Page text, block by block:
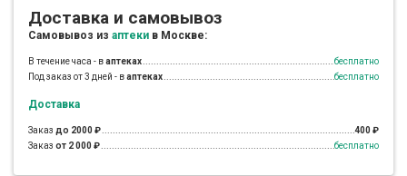
Доставка и самовывоз
Самовывоз из аптеки в Москве:
В течение часа - ваптеках
бесплатно
Под заказ от 3 дней - ваптеках бесплатно
Доставка
Заказ до 2000 ₽
400 ₽
Заказ от 2 000 ₽ бесплатно